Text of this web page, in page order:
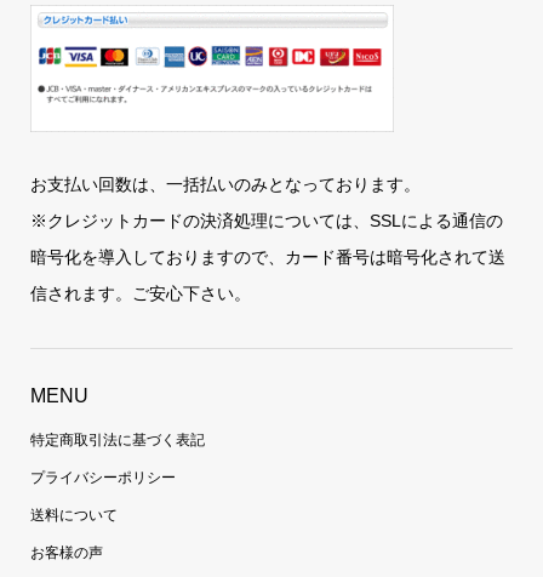
お支払い回数は、一括払いのみとなっております。
※クレジットカードの決済処理については、SSLによる通信の
暗号化を導入しておりますので、カード番号は暗号化されて送
信されます。ご安心下さい。
MENU
特定商取引法に基づく表記
プライバシーポリシー
送料について
お客様の声